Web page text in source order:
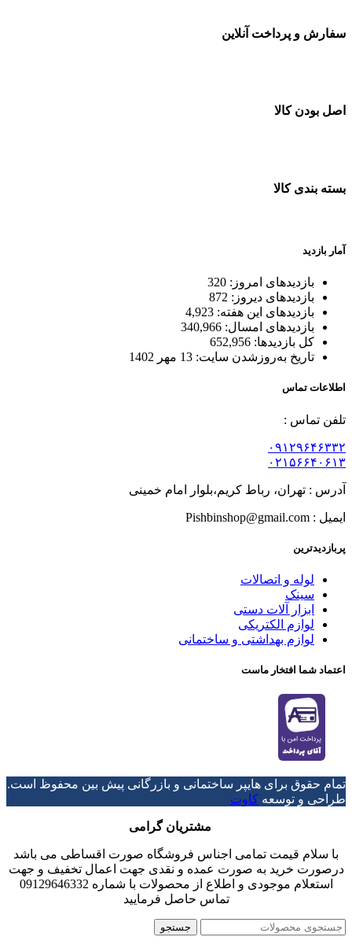
سفارش و پرداخت آنلاین
اصل بودن کالا
بسته بندی کالا
آمار بازدید
بازدیدهای امروز: 320
بازدیدهای دیروز: 872
بازدیدهای این هفته: 4,923
بازدیدهای امسال: 340,966
کل بازدیدها: 652,956
تاریخ به‌روزشدن سایت: 13 مهر 1402
اطلاعات تماس
تلفن تماس :
۰۹۱۲۹۶۴۶۳۳۲
۰۲۱۵۶۶۴۰۶۱۳
آدرس : تهران، رباط کریم،بلوار امام خمینی
ایمیل : Pishbinshop@gmail.com
پربازدیدترین
لوله و اتصالات
سینک
ابزار آلات دستی
لوازم الکتریکی
لوازم بهداشتی و ساختمانی
اعتماد شما افتخار ماست
تمام حقوق برای هایپر ساختمانی و بازرگانی پیش بین محفوظ است.
طراحی و توسعه کاوت
مشتریان گرامی
با سلام قیمت تمامی اجناس فروشگاه صورت اقساطی می باشد
درصورت خرید به صورت عمده و نقدی جهت اعمال تخفیف و جهت
استعلام موجودی و اطلاع از محصولات با شماره 09129646332
تماس حاصل فرمایید
جستجو